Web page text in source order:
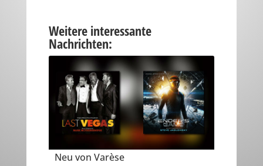
Weitere interessante
Nachrichten:
Neu von Varèse